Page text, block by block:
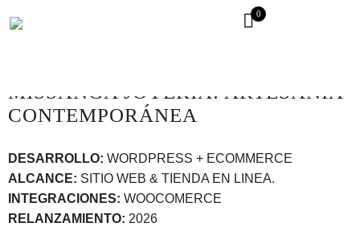
0
MISSANGA JOYERÍA: ARTESANÍA
CONTEMPORÁNEA
DESARROLLO: WORDPRESS + ECOMMERCE
ALCANCE: SITIO WEB & TIENDA EN LINEA.
INTEGRACIONES: WOOCOMERCE
RELANZAMIENTO: 2026